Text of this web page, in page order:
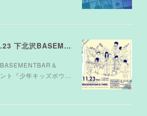
【LIVE】2026.11.23 下北沢BASEMENTBAR＆THREE
＆
ト『少年キッズボウ…